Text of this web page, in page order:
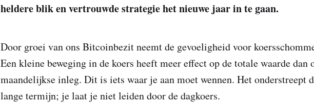
heldere blik en vertrouwde strategie het nieuwe jaar in te gaan.
Door groei van ons Bitcoinbezit neemt de gevoeligheid voor
Een kleine beweging in de koers heeft meer effect op de totale waarde dan
maandelijkse inleg. Dit is iets waar je aan moet wennen. Het onderstreept
lange termijn; je laat je niet leiden door de dagkoers.